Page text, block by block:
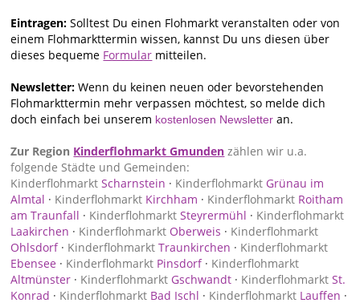
Eintragen:Solltest Du einen Flohmarkt veranstalten oder von
einem Flohmarkttermin wissen, kannst Du uns diesen über
dieses bequeme Formular mitteilen.
Newsletter: Wenn du keinen neuen oder bevorstehenden
Flohmarkttermin mehr verpassen möchtest, so melde dich
doch einfach bei unserem kostenlosen Newsletter an.
Zur Region Kinderflohmarkt Gmunden zählen wir u.a.
folgende Städte und Gemeinden:
Kinderflohmarkt Scharnstein · Kinderflohmarkt Grünau im
Almtal · Kinderflohmarkt Kirchham · Kinderflohmarkt Roitham
am Traunfall · Kinderflohmarkt Steyrermühl · Kinderflohmarkt
Laakirchen · Kinderflohmarkt Oberweis · Kinderflohmarkt
Ohlsdorf· Kinderflohmarkt Traunkirchen · Kinderflohmarkt
Ebensee · Kinderflohmarkt Pinsdorf· Kinderflohmarkt
Altmünster · Kinderflohmarkt Gschwandt · Kinderflohmarkt St.
Konrad · Kinderflohmarkt Bad Ischl · Kinderflohmarkt Lauffen ·